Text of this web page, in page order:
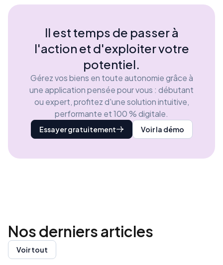
Il est temps de passer à
l'action et d'exploiter votre
potentiel.
Gérez vos biens en toute autonomie grâce à
une application pensée pour vous : débutant
ou expert, profitez d'une solution intuitive,
performante et 100 % digitale.
Essayer gratuitement Voir la démo
Nos derniersarticles
Voir tout